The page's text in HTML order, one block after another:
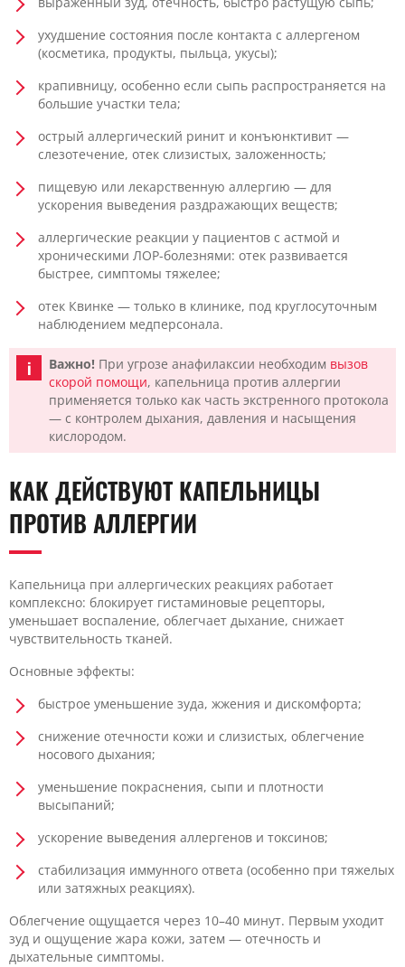
ухудшение состояния после контакта с аллергеном
(косметика, продукты, пыльца, укусы);
крапивницу, особенно если сыпь распространяется на
большие участки тела;
острый аллергический ринит и конъюнктивит —
слезотечение, отек слизистых, заложенность;
пищевую или лекарственную аллергию — для
ускорения выведения раздражающих веществ;
аллергические реакции у пациентов с астмой и
хроническими ЛОР-болезнями: отек развивается
быстрее, симптомы тяжелее;
отек Квинке — только в клинике, под круглосуточным
наблюдением медперсонала.
Важно! При угрозе анафилаксии необходим вызов
скорой помощи, капельница против аллергии
применяется только как часть экстренного протокола
— с контролем дыхания, давления и насыщения
кислородом.
КАК ДЕЙСТВУЮТ КАПЕЛЬНИЦЫ
ПРОТИВ АЛЛЕРГИИ
Капельница при аллергических реакциях работает
комплексно: блокирует гистаминовые рецепторы,
уменьшает воспаление, облегчает дыхание, снижает
чувствительность тканей.
Основные эффекты:
быстрое уменьшение зуда, жжения и дискомфорта;
снижение отечности кожи и слизистых, облегчение
носового дыхания;
уменьшение покраснения, сыпи и плотности
высыпаний;
ускорение выведения аллергенов и токсинов;
стабилизация иммунного ответа (особенно при тяжелых
или затяжных реакциях).
Облегчение ощущается через 10–40 минут. Первым уходит
зуд и ощущение жара кожи, затем — отечность и
дыхательные симптомы.